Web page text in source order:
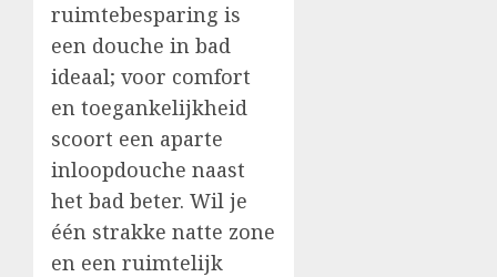
ruimtebesparing is
een douche in bad
ideaal; voor comfort
en toegankelijkheid
scoort een aparte
inloopdouche naast
het bad beter. Wil je
één strakke natte zone
en een ruimtelijk